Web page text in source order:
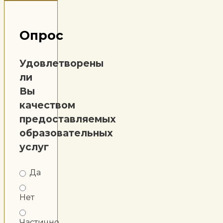
Опрос
Удовлетворены
ли
Вы
качеством
предоставляемых
образовательных
услуг
Да
Нет